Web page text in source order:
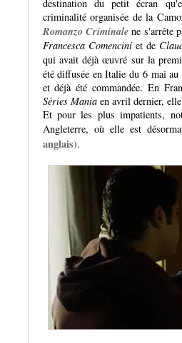
destination du petit écran
criminalité organisée de la
Romanzo Criminalene s'arrête
Francesca Comenciniet de
qui avait déjà œuvré sur la
été diffusée en Italie du 6 mai
et déjà été commandée. En
Séries Maniaen avril dernier,
Et pour les plus impatients,
Angleterre, où elle est
anglais).